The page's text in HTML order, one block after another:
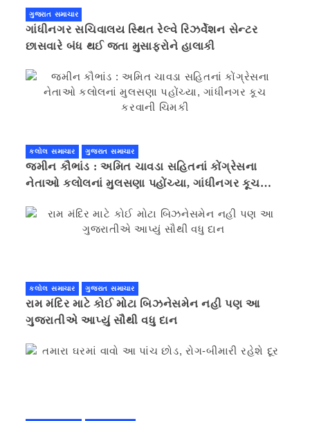
ગુજરાત સમાચાર
ગાંધીનગર સચિવાલય સ્થિત રેલ્વે રિઝર્વેશન સેન્ટર
છાસવારે બંધ થઈ જતા મુસાફરોને હાલાકી
કલોલ સમાચાર ગુજરાત સમાચાર
જમીન કૌભાંડ : અમિત ચાવડા સહિતનાં કોંગ્રેસના
નેતાઓ કલોલનાં મુલસણા પહોંચ્યા, ગાંધીનગર કૂચ
કલોલ સમાચાર ગુજરાત સમાચાર
રામ મંદિર માટે કોઈ મોટા બિઝનેસમેન નહી પણ આ
ગુજરાતીએ આપ્યું સૌથી વધુ દાન